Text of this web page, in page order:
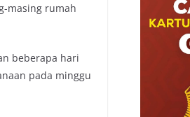
masing rumah
beberapa hari
pada minggu